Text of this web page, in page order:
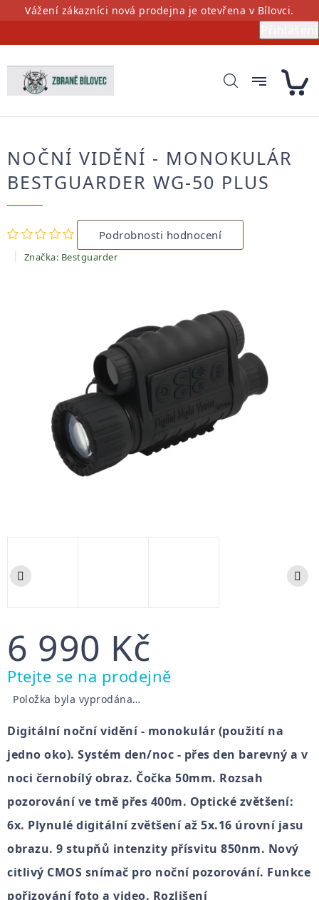
PřejítVážení zákazníci nová prodejna je otevřena v Bílovci.
NOČNÍ VIDĚNÍ - MONOKULÁR
BESTGUARDER WG-50 PLUS
Průměrné
hodnocení
produktu
je
Podrobnosti hodnocení
Značka: Bestguarder
6 990 Kč
Měrná
cena:
Ptejte se na prodejně
Položka byla vyprodána…
Digitální noční vidění - monokulár (použití na
jedno oko). Systém den/noc - přes den barevný a v
noci černobílý obraz. Čočka 50mm. Rozsah
pozorování ve tmě přes 400m. Optické zvětšení:
6x. Plynulé digitální zvětšení až 5x.16 úrovní jasu
obrazu. 9 stupňů intenzity přísvitu 850nm. Nový
citlivý CMOS snímač pro noční pozorování. Funkce
pořizování foto a video. Rozlišení